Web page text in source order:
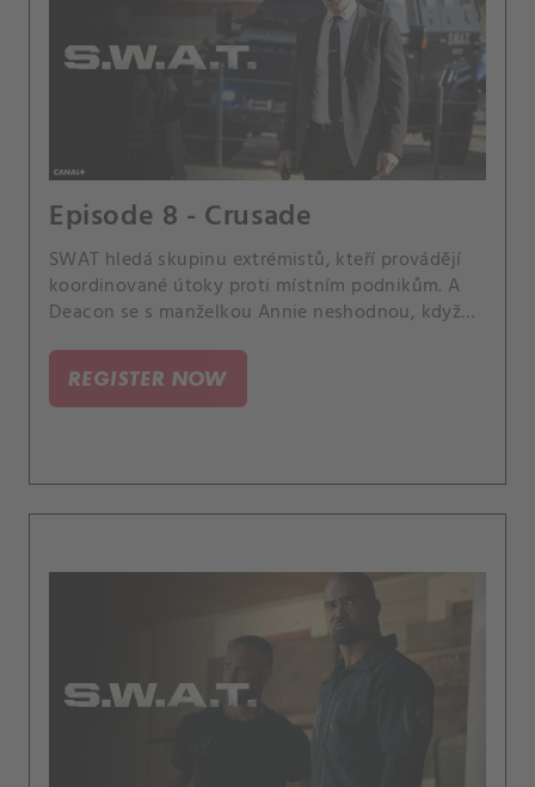
Episode 8 - Crusade
SWAT hledá skupinu extrémistů, kteří provádějí
koordinované útoky proti místním podnikům. A
Deacon se s manželkou Annie neshodnou, když
školy.
REGISTER NOW